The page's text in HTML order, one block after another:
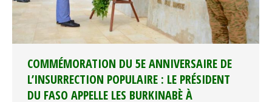
COMMÉMORATION DU 5E ANNIVERSAIRE DE
L’INSURRECTION POPULAIRE : LE PRÉSIDENT
DU FASO APPELLE LES BURKINABÈ À